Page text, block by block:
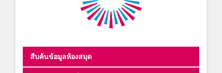
สืบค้นข้อมูลห้องสมุด